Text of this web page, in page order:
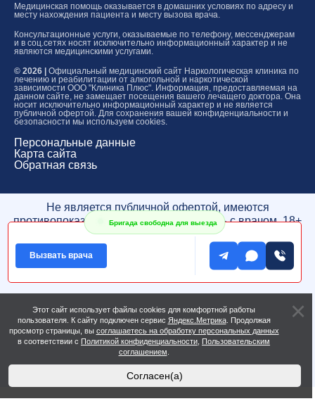
Медицинская помощь оказывается в домашних условиях по адресу и
месту нахождения пациента и месту вызова врача.
Консультационные услуги, оказываемые по телефону, мессенджерам
и в соц.сетях носят исключительно информационный характер и не
являются медицинскими услугами.
© 2026 | Официальный медицинский сайт Наркологическая клиника по
лечению и реабилитации от алкогольной и наркотической
зависимости ООО "Клиника Плюс". Информация, предоставляемая на
данном сайте, не замещает посещения вашего лечащего доктора. Она
носит исключительно информационный характер и не является
публичной офертой. Для сохранения вашей конфиденциальности и
безопасности мы используем cookies.
Персональные данные
Карта сайта
Обратная связь
Не является публичной офертой, имеются
противопоказания, проконсультируйтесь с врачом. 18+
* Медицинская деятельность оказывается по адресу
Этот сайт использует файлы cookies для комфортной работы
пользователя. К сайту подключен сервис Яндекс.Метрика. Продолжая
просмотр страницы, вы соглашаетесь на обработку персональных данных
в соответствии с Политикой конфиденциальности Пользовательским
соглашением
Согласен(а)
Бригада свободна для выезда
Вызвать врача